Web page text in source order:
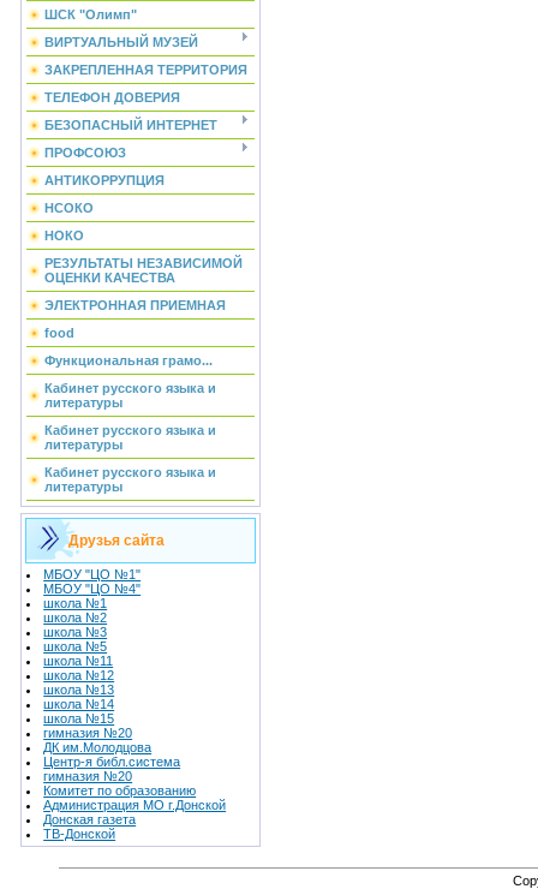
ШСК "Олимп"
ВИРТУАЛЬНЫЙ МУЗЕЙ
ЗАКРЕПЛЕННАЯ ТЕРРИТОРИЯ
ТЕЛЕФОН ДОВЕРИЯ
БЕЗОПАСНЫЙ ИНТЕРНЕТ
ПРОФСОЮЗ
АНТИКОРРУПЦИЯ
НСОКО
НОКО
РЕЗУЛЬТАТЫ НЕЗАВИСИМОЙ
ОЦЕНКИ КАЧЕСТВА
ЭЛЕКТРОННАЯ ПРИЕМНАЯ
food
Функциональная грамо...
Кабинет русского языка и
литературы
Кабинет русского языка и
литературы
Кабинет русского языка и
литературы
Друзья сайта
МБОУ "ЦО №1"
МБОУ "ЦО №4"
школа №1
школа №2
школа №3
школа №5
школа №11
школа №12
школа №13
школа №14
школа №15
гимназия №20
ДК им.Молодцова
Центр-я библ.система
гимназия №20
Комитет по образованию
Администрация МО г.Донской
Донская газета
ТВ-Донской